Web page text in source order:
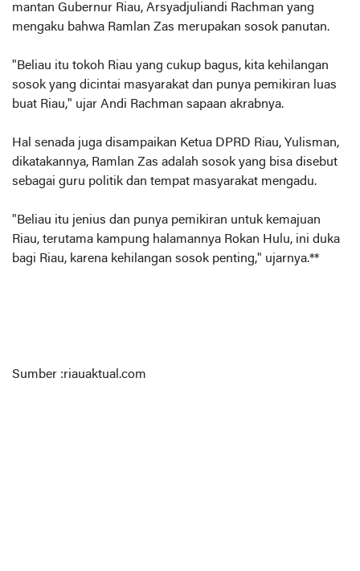
mantan Gubernur Riau, Arsyadjuliandi Rachman yang
mengaku bahwa Ramlan Zas merupakan sosok panutan.
"Beliau itu tokoh Riau yang cukup bagus, kita kehilangan
sosok yang dicintai masyarakat dan punya pemikiran luas
buat Riau," ujar Andi Rachman sapaan akrabnya.
Hal senada juga disampaikan Ketua DPRD Riau, Yulisman,
dikatakannya, Ramlan Zas adalah sosok yang bisa disebut
sebagai guru politik dan tempat masyarakat mengadu.
"Beliau itu jenius dan punya pemikiran untuk kemajuan
Riau, terutama kampung halamannya Rokan Hulu, ini duka
bagi Riau, karena kehilangan sosok penting," ujarnya.**
Sumber :riauaktual.com